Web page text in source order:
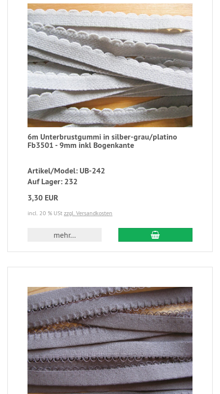
6m Unterbrustgummi in silber-grau/platino
Fb3501 - 9mm inkl Bogenkante
Artikel/Model: UB-242
Auf Lager: 232
3,30 EUR
incl. 20 % USt zzgl. Versandkosten
mehr...